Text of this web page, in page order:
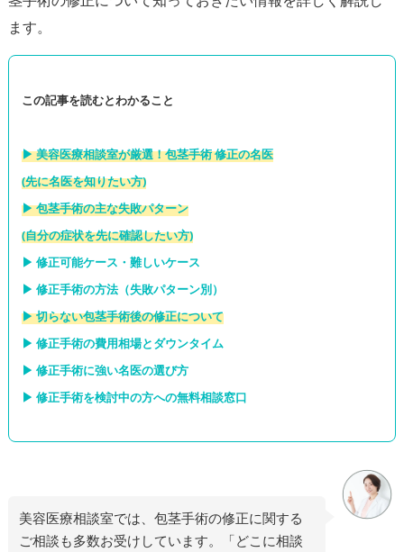
この記事を読むとわかること
▶︎ 美容医療相談室が厳選！包茎手術 修正の名医
(先に名医を知りたい方)
▶︎ 包茎手術の主な失敗パターン
(自分の症状を先に確認したい方)
▶︎ 修正可能ケース・難しいケース
▶︎ 修正手術の方法（失敗パターン別）
▶︎ 切らない包茎手術後の修正について
▶︎ 修正手術の費用相場とダウンタイム
▶︎ 修正手術に強い名医の選び方
▶︎ 修正手術を検討中の方への無料相談窓口
美容医療相談室では、包茎手術の修正に関する
ご相談も多数お受けしています。「どこに相談